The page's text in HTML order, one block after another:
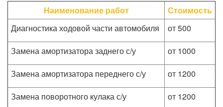
Наименование работ
Стоимость
Диагностика ходовой части автомобиля
от 500
Замена амортизатора заднего с/у
от 1000
Замена амортизатора переднего с/у
от 1200
Замена поворотного кулака с/у
от 1200